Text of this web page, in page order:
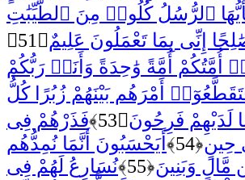
ٱلرُّسُلُ كُلُوا۟ مِنَ ٱلطَّيِّبَٰتِ
إِنِّى بِمَا تَعْمَلُونَ عَلِيمٌ﴿51﴾
أُمَّتُكُمْ أُمَّةً وَٰحِدَةً وَأَنَا۠ رَبُّكُمْ
أَمْرَهُم بَيْنَهُمْ زُبُرًا كُلُّ
فَرِحُونَ﴿53﴾
فَذَرْهُمْ فِى
حِينٍ﴿54﴾
أَيَحْسَبُونَ أَنَّمَا نُمِدُّهُم
مَّالٍ وَبَنِينَ﴿55﴾
نُسَارِعُ لَهُمْ فِى